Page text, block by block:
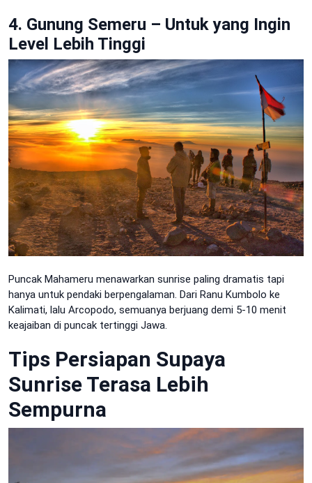
4. Gunung Semeru – Untuk yang Ingin
Level Lebih Tinggi
Puncak Mahameru menawarkan sunrise paling dramatis tapi
hanya untuk pendaki berpengalaman. Dari Ranu Kumbolo ke
Kalimati, lalu Arcopodo, semuanya berjuang demi 5-10 menit
keajaiban di puncak tertinggi Jawa.
Tips Persiapan Supaya
Sunrise Terasa Lebih
Sempurna